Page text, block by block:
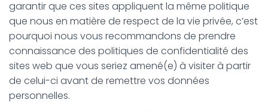
garantir que ces sites appliquent la même politique
que nous en matière de respect de la vie privée, c’est
pourquoi nous vous recommandons de prendre
connaissance des politiques de confidentialité des
sites web que vous seriez amené(e) à visiter à partir
de celui-ci avant de remettre vos données
personnelles.